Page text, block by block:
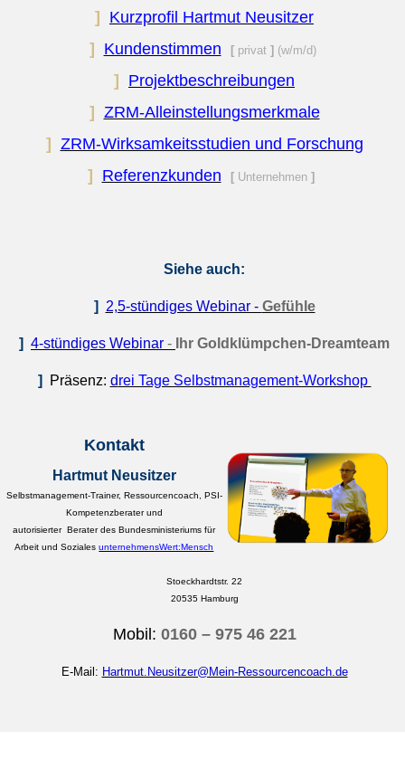
] Kurzprofil Hartmut Neusitzer
] Kundenstimmen [privat ] (w/m/d)
] Projektbeschreibungen
] ZRM-Alleinstellungsmerkmale
] ZRM-Wirksamkeitsstudien und Forschung
] Referenzkunden [Unternehmen ]
Siehe auch:
] 2,5-stündiges Webinar - Gefühle
] 4-stündiges Webinar - Ihr Goldklümpchen-Dreamteam
] Präsenz: drei Tage Selbstmanagement-Workshop
Kontakt
Hartmut Neusitzer
Selbstmanagement-Trainer, Ressourcencoach, PSI-
Kompetenzberater und
autorisierter Berater des Bundesministeriums für
Arbeit und SozialesunternehmensWert:Mensch
Stoeckhardtstr. 22
20535 Hamburg
Mobil: 0160 – 975 46 221
E-Mail: Hartmut.Neusitzer@Mein-Ressourcencoach.de